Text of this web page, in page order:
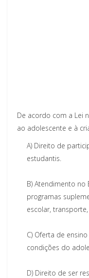
De acordo com a Lei
ao adolescente e à
A) Direito de
estudantis.
B) Atendimento no
programas
escolar,
C) Oferta de
condições do
D) Direito de ser